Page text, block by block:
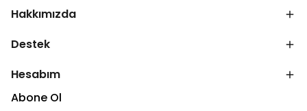
Hakkımızda
Destek
Hesabım
Abone Ol